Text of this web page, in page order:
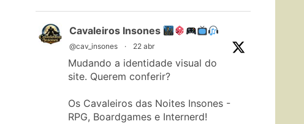
Cavaleiros Insones
@cav_insones · 22 abr
Mudando a identidade visual do
site. Querem conferir?
Os Cavaleiros das Noites Insones -
RPG, Boardgames e Internerd!